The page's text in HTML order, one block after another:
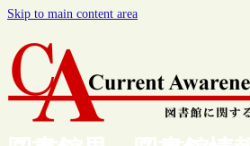
Skip to main content area